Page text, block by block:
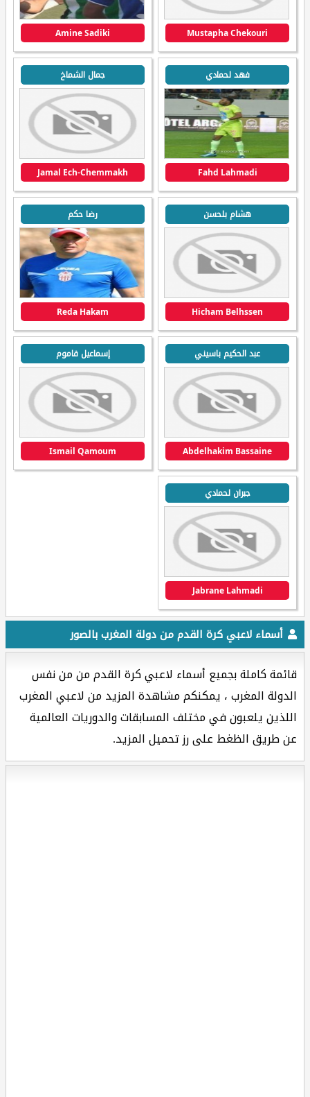
Mustapha Chekouri
Amine Sadiki
فهد لحمادي
Fahd Lahmadi
جمال الشماخ
Jamal Ech-Chemmakh
هشام بلحسن
Hicham Belhssen
رضا حكم
Reda Hakam
عبد الحكيم باسيني
Abdelhakim Bassaine
إسماعيل قاموم
Ismail Qamoum
جبران لحمادي
Jabrane Lahmadi
أسماء لاعبي كرة القدم من دولة المغرب بالصور
قائمة كاملة بجميع أسماء لاعبي كرة القدم من من نفس
الدولة المغرب ، يمكنكم مشاهدة المزيد من لاعبي المغرب
اللذين يلعبون في مختلف المسابقات والدوريات العالمية
عن طريق الظغط على رز تحميل المزيد.